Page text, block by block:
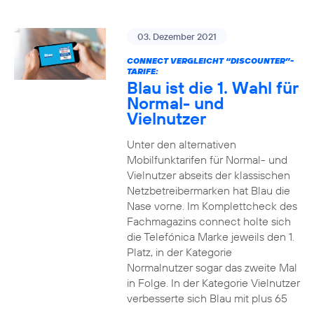
03. Dezember 2021
CONNECT VERGLEICHT “DISCOUNTER”-
TARIFE:
Blau ist die 1. Wahl für
Normal- und
Vielnutzer
Unter den alternativen
Mobilfunktarifen für Normal- und
Vielnutzer abseits der klassischen
Netzbetreibermarken hat Blau die
Nase vorne. Im Komplettcheck des
Fachmagazins connect holte sich
die Telefónica Marke jeweils den 1.
Platz, in der Kategorie
Normalnutzer sogar das zweite Mal
in Folge. In der Kategorie Vielnutzer
verbesserte sich Blau mit plus 65